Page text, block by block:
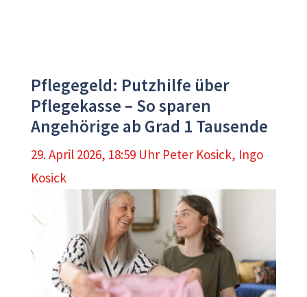
Pflegegeld: Putzhilfe über
Pflegekasse – So sparen
Angehörige ab Grad 1 Tausende
29. April 2026, 18:59 Uhr Peter Kosick, Ingo
Kosick